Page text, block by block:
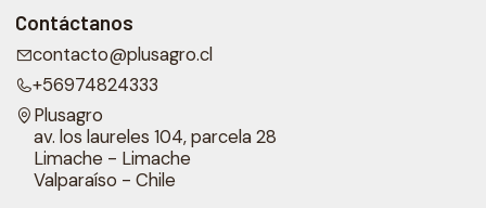
Contáctanos
contacto@plusagro.cl
+56974824333
Plusagro
av. los laureles 104, parcela 28
Limache - Limache
Valparaíso - Chile